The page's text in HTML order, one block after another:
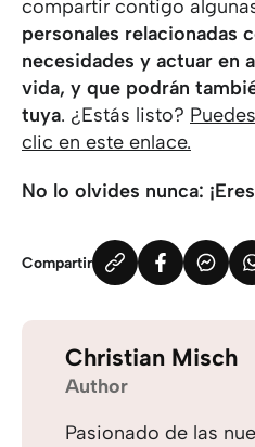
compartir contigo
personales relacionadas
necesidades y actuar en
vida, y que podrán
tuya. ¿Estás listo?
clic en este enlace.
No lo olvides nunca:
Compartir
Christian Misch
Author
Pasionado de las